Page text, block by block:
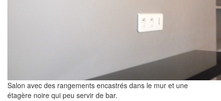
Salon avec des rangements encastrés dans le mur et une
étagère noire qui peu servir de bar.